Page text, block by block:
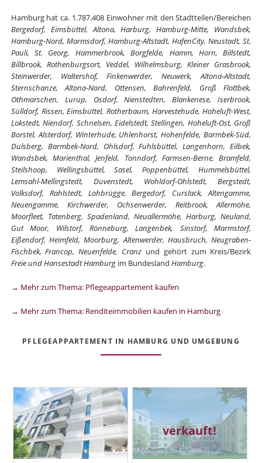
Hamburg hat ca. 1.787.408 Einwohner mit den Stadtteilen/Bereichen
Bergedorf, Eimsbüttel, Altona, Harburg, Hamburg-Mitte, Wandsbek,
Hamburg-Nord, Marmsdorf, Hamburg-Altstadt, HafenCity, Neustadt, St.
Pauli, St. Georg, Hammerbrook, Borgfelde, Hamm, Horn, Billstedt,
Billbrook, Rothenburgsort, Veddel, Wilhelmsburg, Kleiner Grasbrook,
Steinwerder, Waltershof, Finkenwerder, Neuwerk, Altona-Altstadt,
Sternschanze, Altona-Nord, Ottensen, Bahrenfeld, Groß Flottbek,
Othmarschen, Lurup, Osdorf, Nienstedten, Blankenese, Iserbrook,
Sülldorf, Rissen, Eimsbüttel, Rotherbaum, Harvestehude, Hoheluft-West,
Lokstedt, Niendorf, Schnelsen, Eidelstedt, Stellingen, Hoheluft-Ost, Groß
Borstel, Alsterdorf, Winterhude, Uhlenhorst, Hohenfelde, Barmbek-Süd,
Dulsberg, Barmbek-Nord, Ohlsdorf, Fuhlsbüttel, Langenhorn, Eilbek,
Wandsbek, Marienthal, Jenfeld, Tonndorf, Farmsen-Berne, Bramfeld,
Steilshoop, Wellingsbüttel, Sasel, Poppenbüttel, Hummelsbüttel,
Lemsahl-Mellingstedt, Duvenstedt, Wohldorf-Ohlstedt, Bergstedt,
Volksdorf, Rahlstedt, Lohbrügge, Bergedorf, Curslack, Altengamme,
Neuengamme, Kirchwerder, Ochsenwerder, Reitbrook, Allermöhe,
Moorfleet, Tatenberg, Spadenland, Neuallermöhe, Harburg, Neuland,
Gut Moor, Wilstorf, Rönneburg, Langenbek, Sinstorf, Marmstorf,
Eißendorf, Heimfeld, Moorburg, Altenwerder, Hausbruch, Neugraben-
Fischbek, Francop, Neuenfelde, Cranz und gehört zum Kreis/Bezirk
Freie und Hansestadt Hamburgim Bundesland Hamburg.
→ Mehr zum Thema: Pflegeappartement kaufen
→ Mehr zum Thema: Renditeimmobilien kaufen in Hamburg
PFLEGEAPPARTEMENT IN HAMBURG UND UMGEBUNG
verkauft!